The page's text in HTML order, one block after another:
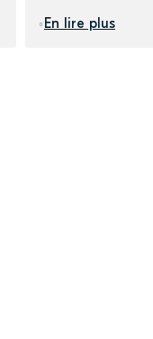
En lire plus